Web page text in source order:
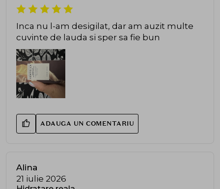
Inca nu l-am desigilat, dar am auzit multe
cuvinte de lauda si sper sa fie bun
ADAUGA UN COMENTARIU
Alina
21 iulie 2026